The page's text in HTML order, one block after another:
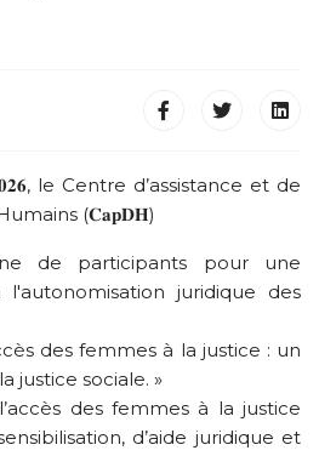
le Centre d’assistance et de
(𝐂𝐚𝐩𝐃𝐇)
de participants pour une
juridique des
des femmes à la justice : un
justice sociale. »
l’accès des femmes à la justice
d’aide juridique et